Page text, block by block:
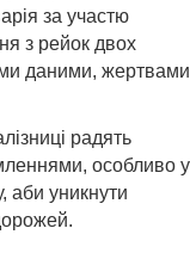
за участю
з рейок двох
даними, жертвами
радять
особливо у
аби уникнути